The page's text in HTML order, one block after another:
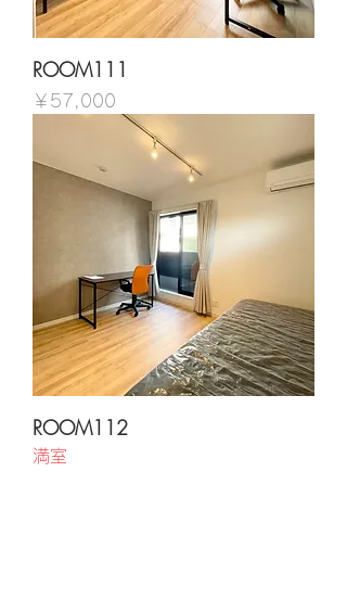
ROOM111
価格
￥57,000
ROOM112
満室